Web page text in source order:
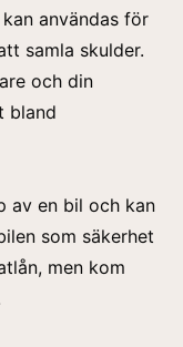
användas för
samla skulder.
och din
bland
av en bil och kan
som säkerhet
men kom